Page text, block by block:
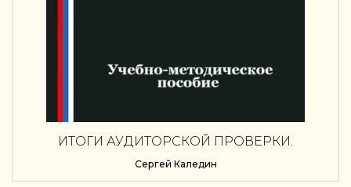
ИТОГИ АУДИТОРСКОЙ ПРОВЕРКИ.
АУДИТОРСКОЕ ЗАКЛЮЧЕНИЕ
Сергей Каледин